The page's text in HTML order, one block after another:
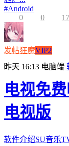
#Android
0
0 17
发帖狂魔VIP2
昨天 16:13 电脑端
电视免
电视版
软件介绍SU音乐